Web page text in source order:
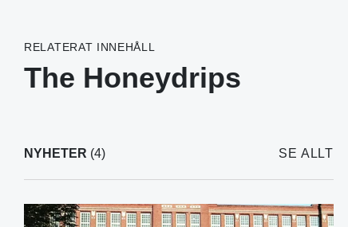
RELATERAT INNEHÅLL
The Honeydrips
NYHETER (4) SE ALLT